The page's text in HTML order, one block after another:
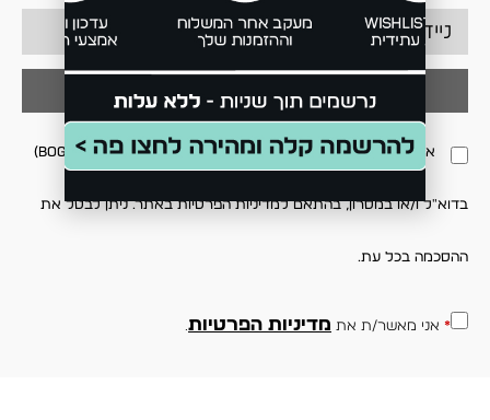
אני מאשר/ת קבלת דיוור פרסומי ותוכן שיווקי מבוגארט (BOGART)
בדוא"ל ו/או במסרון, בהתאם למדיניות הפרטיות באתר. ניתן לבטל את
ההסכמה בכל עת.
* אני מאשר/ת את מדיניות הפרטיות